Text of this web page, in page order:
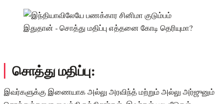
சொத்து மதிப்பு:
இவர்களுக்கு இணையாக அல்லு அரவிந்த் மற்றும் அல்லு அர்ஜுனும்